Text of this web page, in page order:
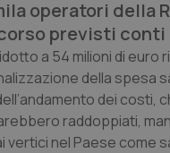
Sanitari.AI
Gold
artrosi
Newsletter
operatori della
previsti conti
a 54 milioni di euro
della spesa
dei costi,
raddoppiati,
vertici nel Paese come